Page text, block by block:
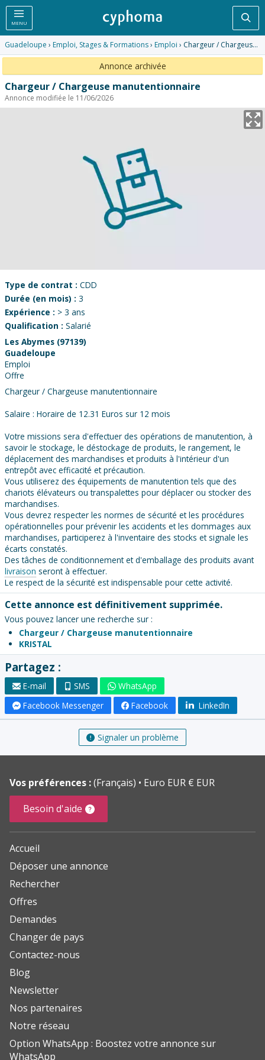
MENU
Guadeloupe › Emploi, Stages & Formations› Emploi › Chargeur / Chargeuse manutentionnaire
Annonce archivée
Chargeur / Chargeuse manutentionnaire
Annonce modifiée le 11/06/2026
Type de contrat : CDD
Durée (en mois) : 3
Expérience : > 3 ans
Qualification : Salarié
Les Abymes (97139)
Guadeloupe
Emploi
Offre
Chargeur / Chargeuse manutentionnaire
Salaire : Horaire de 12.31 Euros sur 12 mois
Votre missions sera d'effectuer des opérations de manutention, à
savoir le stockage, le déstockage de produits, le rangement, le
déplacement des marchandises et produits à l'intérieur d'un
entrepôt avec efficacité et précaution.
Vous utiliserez des équipements de manutention tels que des
chariots élévateurs ou transpalettes pour déplacer ou stocker des
marchandises.
Vous devrez respecter les normes de sécurité et les procédures
opérationnelles pour prévenir les accidents et les dommages aux
marchandises, participerez à l'inventaire des stocks et signale les
écarts constatés.
Des tâches de conditionnement et d'emballage des produits avant
livraison seront à effectuer.
Le respect de la sécurité est indispensable pour cette activité.
Cette annonce est définitivement supprimée.
Vous pouvez lancer une recherche sur :
Chargeur / Chargeuse manutentionnaire
KRISTAL
Partagez :
E-mail SMS
WhatsApp
Facebook Messenger
Facebook LinkedIn
Signaler un problème
Vos préférences :(Français)
Euro EUR € EUR
Besoin d'aide
Accueil
Déposer une annonce
Rechercher
Offres
Demandes
Changer de pays
Contactez-nous
Blog
Newsletter
Nos partenaires
Notre réseau
Option WhatsApp : Boostez votre annonce sur
WhatsApp